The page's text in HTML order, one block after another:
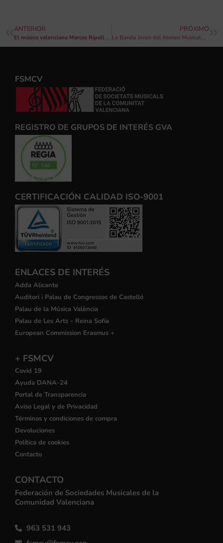
ANTERIOR
El músico valenciano Marcos Ripoll estrena su Concierto para tuba y orquesta
PRÓXIMO
La Banda Joven del Ateneo Musical de Cullera interpretará cinco primeros premios del I Concurso de Composición Internacional Emili Giménez Bou
FSMCV
REGISTRO DE GRUPOS DE INTERÉS GVA
CERTIFICACIÓN CALIDAD ISO-9001
ENLACES DE INTERÉS
Adda Alicante
Auditori i Palau de Congressos de Castelló
Palau de la Música València
Palau de Les Arts - Reina Sofía
European Commission Erasmus +
+ FSMCV
Covid 19
Ayuda DANA-24
Portal de Transparencia
Aviso Legal y de Privacidad
Términos y condiciones de compra
Devoluciones
Política de cookies
Contacto
CONTACTO
Federación de Sociedades Musicales de la
Comunidad Valenciana
963 531 943